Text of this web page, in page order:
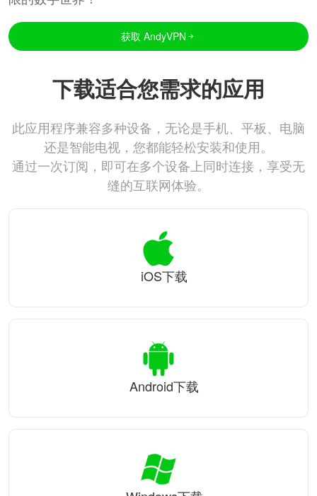
获取 AndyVPN
下载适合您需求的应用
此应用程序兼容多种设备，无论是手机、平板、电脑
还是智能电视，您都能轻松安装和使用。
通过一次订阅，即可在多个设备上同时连接，享受无
缝的互联网体验。
iOS下载
Android下载